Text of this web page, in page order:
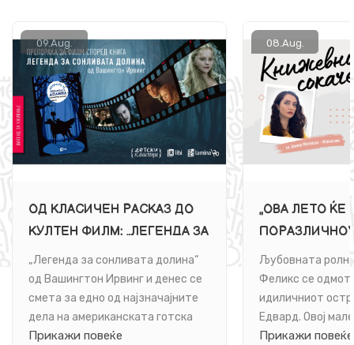
09.Aug.
ОД КЛАСИЧЕН РАСКАЗ ДО
КУЛТЕН ФИЛМ: „ЛЕГЕНДА ЗА
СОНЛИВАТА ДОЛИНА“
„Легенда за сонливата долина“
од Вашингтон Ирвинг и денес се
смета за едно од најзначајните
дела на американската готска
литература, а нејзината ...
Прикажи повеќе
08. Aug.
„ОВА ЛЕТО ЌЕ
НА ЉУБОВТА
Љубовната
Феликс се
идиличниот
Едвард. Овој
огнени
Прикажи повеќе